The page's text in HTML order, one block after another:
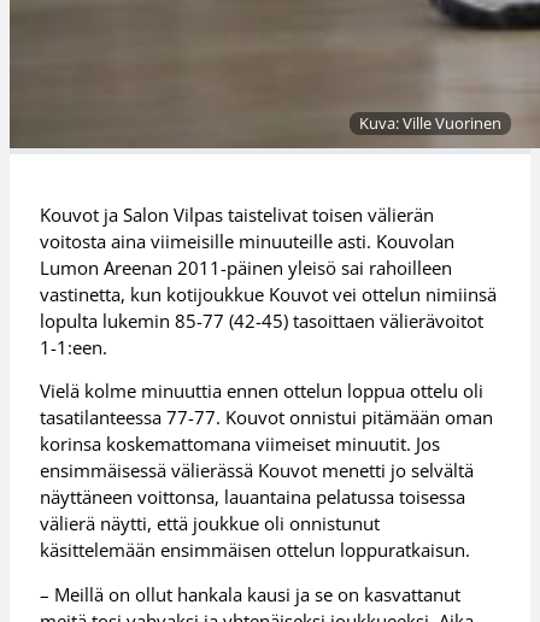
Kuva: Ville Vuorinen
Kouvot ja Salon Vilpas taistelivat toisen välierän
voitosta aina viimeisille minuuteille asti. Kouvolan
Lumon Areenan 2011-päinen yleisö sai rahoilleen
vastinetta, kun kotijoukkue Kouvot vei ottelun nimiinsä
lopulta lukemin 85-77 (42-45) tasoittaen välierävoitot
1-1:een.
Vielä kolme minuuttia ennen ottelun loppua ottelu oli
tasatilanteessa 77-77. Kouvot onnistui pitämään oman
korinsa koskemattomana viimeiset minuutit. Jos
ensimmäisessä välierässä Kouvot menetti jo selvältä
näyttäneen voittonsa, lauantaina pelatussa toisessa
välierä näytti, että joukkue oli onnistunut
käsittelemään ensimmäisen ottelun loppuratkaisun.
– Meillä on ollut hankala kausi ja se on kasvattanut